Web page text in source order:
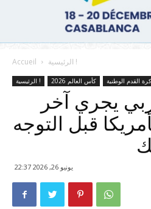
Accueil الرئيسية !
الرئيسية ! كأس العالم 2026 كرة القدم الوطنية
يجري آخر
قبل التوجه
يونيو 26, 2026 22:37